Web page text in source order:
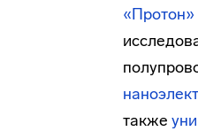
«Протон»
также